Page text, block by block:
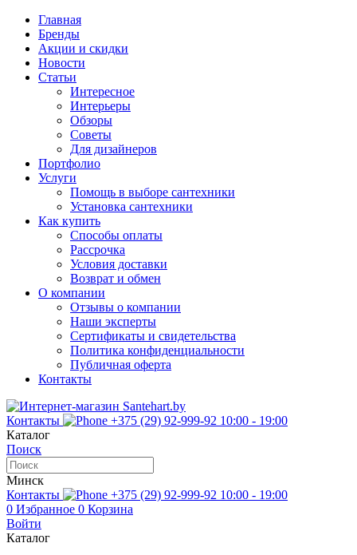
Главная
Бренды
Акции и скидки
Новости
Статьи
Интересное
Интерьеры
Обзоры
Советы
Для дизайнеров
Портфолио
Услуги
Помощь в выборе сантехники
Установка сантехники
Как купить
Способы оплаты
Рассрочка
Условия доставки
Возврат и обмен
О компании
Отзывы о компании
Наши эксперты
Сертификаты и свидетельства
Политика конфиденциальности
Публичная оферта
Контакты
Контакты +375 (29) 92-999-92 10:00 - 19:00
Каталог
Поиск
Минск
Контакты
+375 (29) 92-999-92 10:00 - 19:00
0 Избранное 0 Корзина
Войти
Каталог